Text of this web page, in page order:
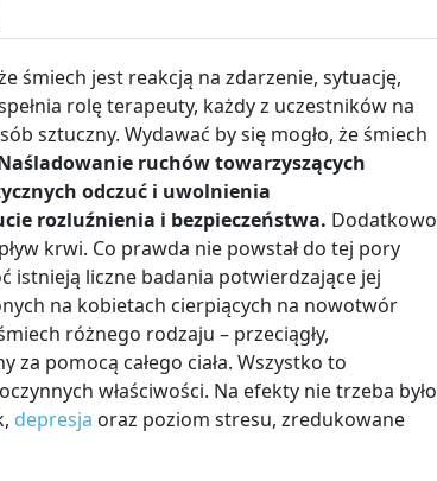
śmiech jest reakcją na zdarzenie, sytuację,
rolę terapeuty, każdy z uczestników na
sztuczny. Wydawać by się mogło, że śmiech
ruchów towarzyszących
odczuć i uwolnienia
rozluźnienia i bezpieczeństwa. Dodatkowo
krwi. Co prawda nie powstał do tej pory
liczne badania potwierdzające jej
na kobietach cierpiących na nowotwór
różnego rodzaju – przeciągły,
pomocą całego ciała. Wszystko to
właściwości. Na efekty nie trzeba było
depresja oraz poziom stresu, zredukowane